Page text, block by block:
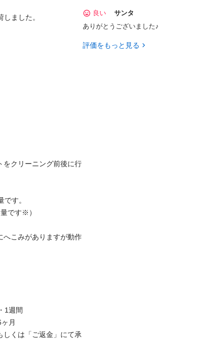
ました。
クリーニング前後に行
す。
です※）
こみがありますが動作
1週間
月
しくは「ご返金」にて承
良い
サンタ
ありがとうございました♪
評価をもっと見る